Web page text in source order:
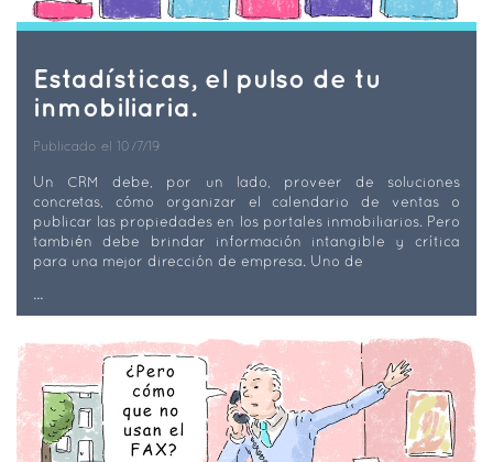
Estadísticas, el pulso de tu
inmobiliaria.
Publicado el 10/7/19
Un CRM debe, por un lado, proveer de soluciones
concretas, cómo organizar el calendario de ventas o
publicar las propiedades en los portales inmobiliarios. Pero
también debe brindar información intangible y crítica
para una mejor dirección de empresa. Uno de
...